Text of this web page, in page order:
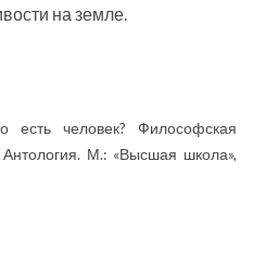
на земле.
человек? Философская
М.: «Высшая школа»,